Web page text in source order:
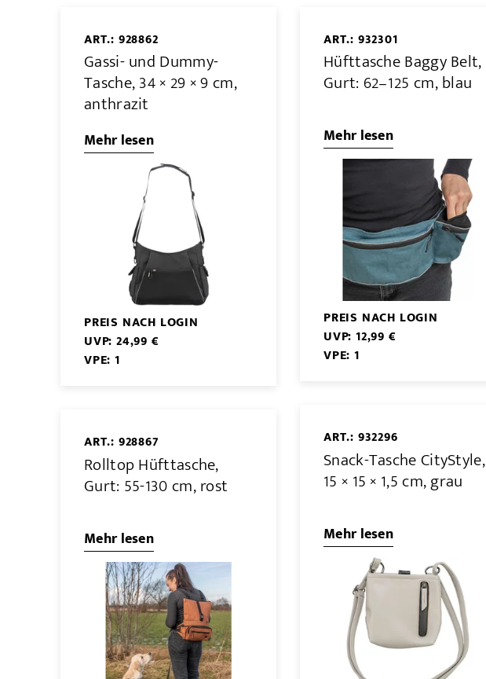
ART.: 928862
Gassi- und Dummy-
Tasche, 34 × 29 × 9 cm,
anthrazit
Mehr lesen
PREIS NACH LOGIN
UVP: 24,99 €
VPE: 1
ART.: 932301
Hüfttasche Baggy Belt,
Gurt: 62–125 cm, blau
Mehr lesen
PREIS NACH LOGIN
UVP: 12,99 €
VPE: 1
ART.: 928867
Rolltop Hüfttasche,
Gurt: 55-130 cm, rost
Mehr lesen
ART.: 932296
Snack-Tasche CityStyle,
15 × 15 × 1,5 cm, grau
Mehr lesen